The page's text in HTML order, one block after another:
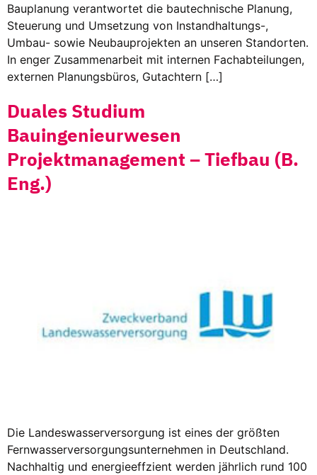
Bauplanung verantwortet die bautechnische Planung,
Steuerung und Umsetzung von Instandhaltungs-,
Umbau- sowie Neubauprojekten an unseren Standorten.
In enger Zusammenarbeit mit internen Fachabteilungen,
externen Planungsbüros, Gutachtern […]
Duales Studium
Bauingenieurwesen
Projektmanagement – Tiefbau (B.
Eng.)
Die Landeswasserversorgung ist eines der größten
Fernwasserversorgungsunternehmen in Deutschland.
Nachhaltig und energieeffzient werden jährlich rund 100